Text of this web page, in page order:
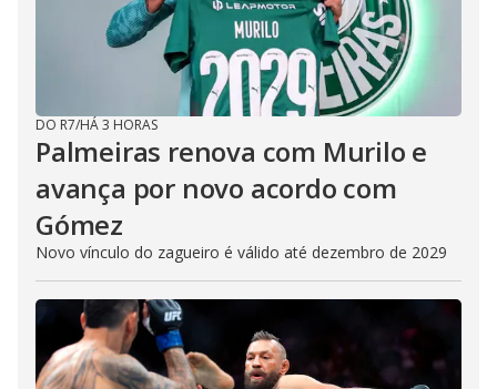
DO R7/HÁ 3 HORAS
Palmeiras renova com Murilo e
avança por novo acordo com
Gómez
Novo vínculo do zagueiro é válido até dezembro de 2029